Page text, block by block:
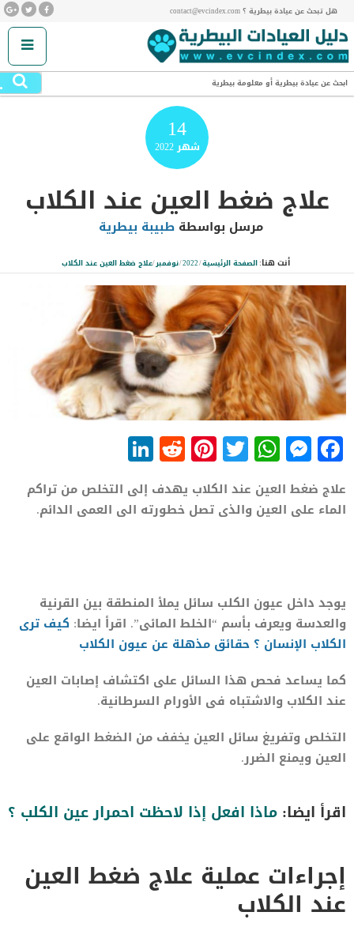
هل تبحث عن عيادة بيطرية ؟ contact@evcindex.com
ابحث عن عيادة بيطرية أو معلومة بيطرية
14
شهر2022
علاج ضغط العين عند الكلاب
مرسل بواسطة طبيبة بيطرية
أنت هنا:الصفحة الرئيسية/
2022
/نوفمبر/علاج ضغط العين عند الكلاب
Facebook
Messenger
WhatsApp
Twitter
Pinterest
Reddit
علاج ضغط العين عند الكلاب يهدف إلى التخلص من تراكم
الماء على العين والذى تصل خطورته الى العمى الدائم.
يوجد داخل عيون الكلب سائل يملأ المنطقة بين القرنية
والعدسة ويعرف بأسم “الخلط المائى”. اقرأ ايضا: كيف ترى
الكلاب الإنسان ؟ حقائق مذهلة عن عيون الكلاب
كما يساعد فحص هذا السائل على اكتشاف إصابات العين
عند الكلاب والاشتباه فى الأورام السرطانية.
التخلص وتفريغ سائل العين يخفف من الضغط الواقع على
العين ويمنع الضرر.
اقرأ ايضا: ماذا افعل إذا لاحظت احمرار عين الكلب ؟
إجراءات عملية علاج ضغط العين
عند الكلاب